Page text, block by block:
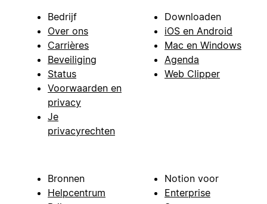
Bedrijf
Over ons
Carrières
Beveiliging
Status
Voorwaarden en
privacy
Je
privacyrechten
Downloaden
iOS en Android
Mac en Windows
Agenda
Web Clipper
Bronnen
Helpcentrum
Notion voor
Enterprise